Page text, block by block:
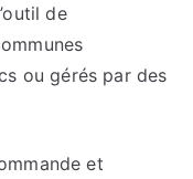
de
ou gérés par des
et